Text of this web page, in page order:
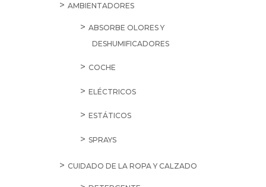
AMBIENTADORES
ABSORBE OLORES Y
DESHUMIFICADORES
COCHE
ELÉCTRICOS
ESTÁTICOS
SPRAYS
CUIDADO DE LA ROPA Y CALZADO